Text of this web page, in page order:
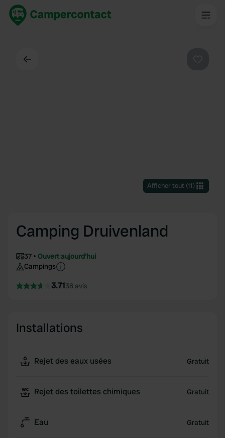
Afficher tout(11)
Camping Druivenland
37
Ouvert aujourd'hui
Campings
3.7138 avis
Installations
Rejet des eaux usées Gratuit
Rejet des toilettes chimiques Gratuit
Eau Gratuit